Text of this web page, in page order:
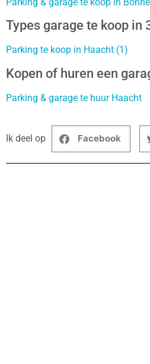
Types garage te koop in
Parking te koop in Haacht (1)
Kopen of huren een
Parking & garage te huur Haacht
Ik deel op Facebook